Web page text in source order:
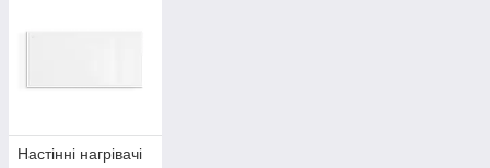
Настінні нагрівачі